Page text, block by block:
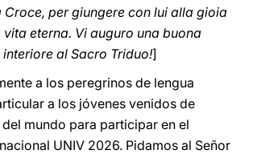
Croce, per giungere con lui alla gioia
eterna. Vi auguro una buona
al Sacro Triduo!]
a los peregrinos de lengua
a los jóvenes venidos de
mundo para participar en el
UNIV 2026. Pidamos al Señor